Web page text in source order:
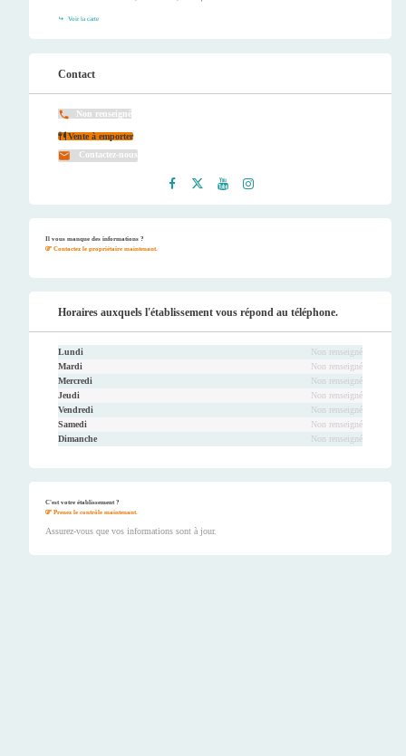
Voir la carte
Contact
Non renseigné
Vente à emporter
Contactez-nous
Il vous manque des informations ?
Contactez le propriétaire maintenant.
Horaires auxquels l'établissement vous répond au téléphone.
Lundi
Non renseigné
Mardi
Non renseigné
Mercredi
Non renseigné
Jeudi
Non renseigné
Vendredi
Non renseigné
Samedi
Non renseigné
Dimanche
Non renseigné
C'est votre établissement ?
Prenez le contrôle maintenant.
Assurez-vous que vos informations sont à jour.